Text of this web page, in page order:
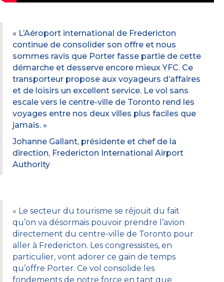
« L’Aéroport international de Fredericton
continue de consolider son offre et nous
sommes ravis que Porter fasse partie de cette
démarche et desserve encore mieux YFC. Ce
transporteur propose aux voyageurs d’affaires
et de loisirs un excellent service. Le vol sans
escale vers le centre-ville de Toronto rend les
voyages entre nos deux villes plus faciles que
jamais. »
Johanne Gallant, présidente et chef de la
direction, Fredericton International Airport
Authority
« Le secteur du tourisme se réjouit du fait
qu’on va désormais pouvoir prendre l’avion
directement du centre-ville de Toronto pour
aller à Fredericton. Les congressistes, en
particulier, vont adorer ce gain de temps
qu’offre Porter. Ce vol consolide les
fondements de notre force en tant que